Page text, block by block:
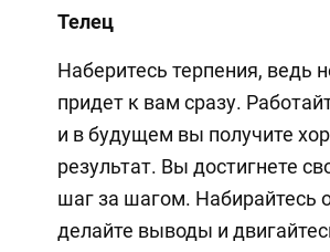
Телец
Наберитесь терпения, ведь
придет к вам сразу.
и в будущем вы получите
результат. Вы достигнете
шаг за шагом. Набирайтесь
делайте выводы и